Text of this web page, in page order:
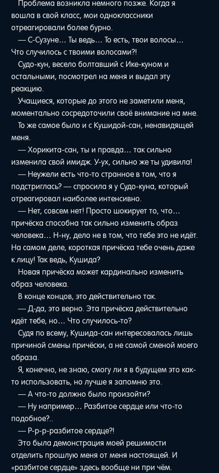
Проблема возникла немного позже. Когда я
вошла в свой класс, мои одноклассники
отреагировали более бурно.
— С-Сузуне… Ты ведь… То есть, твои волосы…
Что случилось с твоими волосами?!
Судо-кун, весело болтавший с Ике-куном и
остальными, посмотрел на меня и выдал эту
реакцию.
Учащиеся, которые до этого не заметили меня,
моментально сосредоточили своё внимание на мне.
То же самое было и с Кушидой-сан, ненавидящей
меня.
— Хорикита-сан, ты и правда… так сильно
изменила свой имидж. У-ух, сильно же ты удивила!
— Неужели есть что-то странное в том, что я
подстриглась? — спросила я у Судо-куна, который
отреагировал наиболее интенсивно.
— Нет, совсем нет! Просто шокирует то, что…
причёска способна так сильно изменить образ
человека… Н-ну, дело не в том, что тебе это не идёт.
На самом деле, короткая причёска тебе очень даже
к лицу! Так ведь, Кушида?
Новая причёска может кардинально изменить
образ человека.
В конце концов, это действительно так.
— Д-да, это верно. Эта причёска действительно
идёт тебе, но… Что случилось-то?
Судя по всему, Кушида-сан интересовалась лишь
причиной смены причёски, а не самой сменой моего
образа.
Я, конечно, не знаю, смогу ли я в будущем это как-
то использовать, но лучше я запомню это.
— А что-то должно было произойти?
— Ну например… Разбитое сердце или что-то
подобное?..
— Р-р-р-разбитое сердце?!
Это была демонстрация моей решимости
отделить прошлую меня от меня настоящей. И
«разбитое сердце» здесь вообще ни при чём.